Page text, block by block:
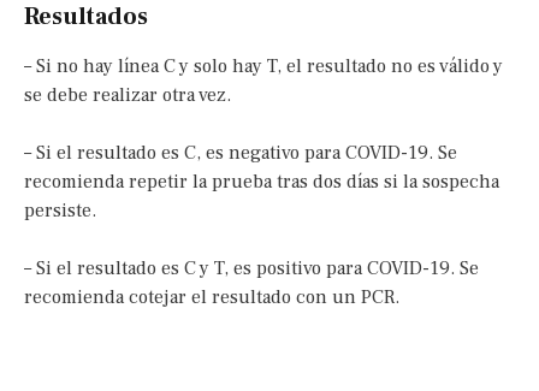
Resultados
– Si no hay línea C y solo hay T, el resultado no es válido y
se debe realizar otra vez.
– Si el resultado es C, es negativo para COVID-19. Se
recomienda repetir la prueba tras dos días si la sospecha
persiste.
– Si el resultado es C y T, es positivo para COVID-19. Se
recomienda cotejar el resultado con un PCR.